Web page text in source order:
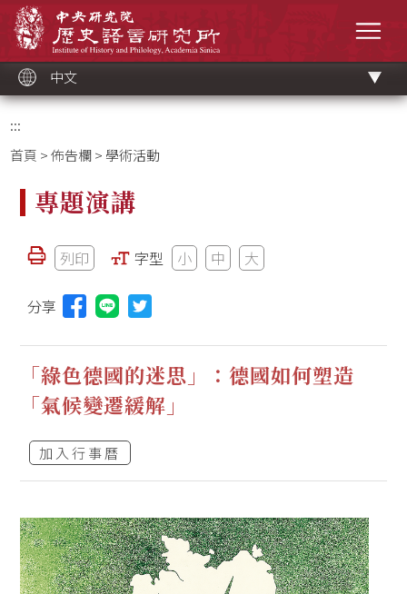
中文
:::
首頁 >佈告欄> 學術活動
專題演講
列印 字型 小 中 大
分享 分享本頁至Line(另開視窗)
「綠色德國的迷思」：德國如何塑造
「氣候變遷緩解」
加入行事曆